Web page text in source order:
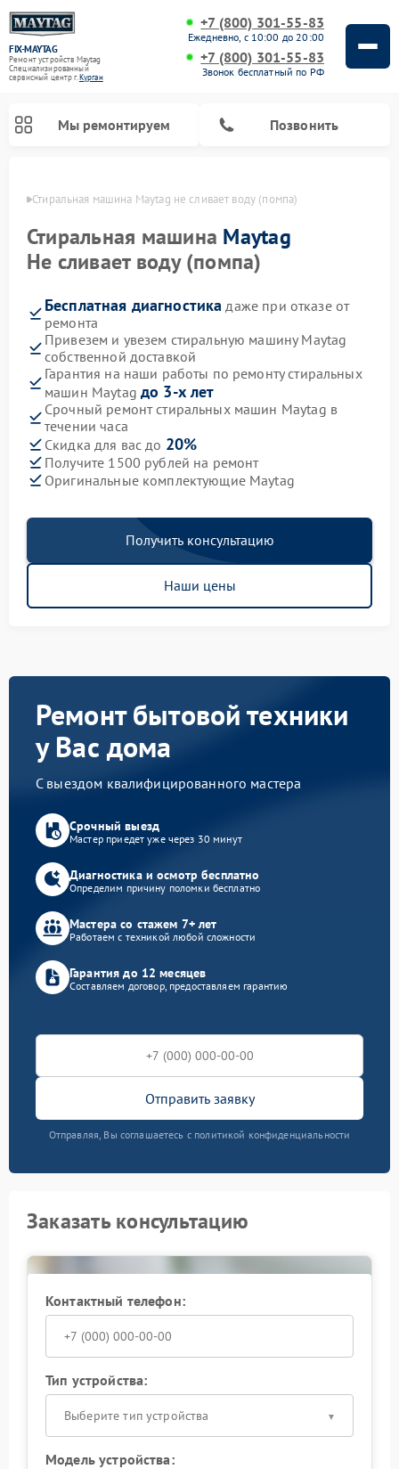
FIX-MAYTAG
Ремонт устройств Maytag
Специализированный
cервисный центр г.Курган
+7 (800) 301-55-83
Ежедневно, с 10:00 до 20:00
+7 (800) 301-55-83
Звонок бесплатный по РФ
Мы ремонтируем Позвонить
Стиральная машина Maytag не сливает воду (помпа)
Стиральная машина Maytag
Не сливает воду (помпа)
Бесплатная диагностика даже при отказе от
ремонта
Привезем и увезем стиральную машину Maytag
собственной доставкой
Гарантия на наши работы по ремонту стиральных
машин Maytag до 3-х лет
Срочный ремонт стиральных машин Maytag в
течении часа
Скидка для вас до 20%
Получите 1500 рублей на ремонт
Оригинальные комплектующие Maytag
Получить консультацию
Наши цены
Ремонт бытовой техники
у Вас дома
С выездом квалифицированного мастера
Срочный выезд
Мастер приедет уже через 30 минут
Диагностика и осмотр бесплатно
Определим причину поломки бесплатно
Мастера со стажем 7+ лет
Работаем с техникой любой сложности
Гарантия до 12 месяцев
Составляем договор, предоставляем гарантию
Отправить заявку
Отправляя, Вы соглашаетесь с политикой конфиденциальности
Заказать консультацию
Контактный телефон:
Тип устройства:
Выберите тип устройства
Модель устройства: